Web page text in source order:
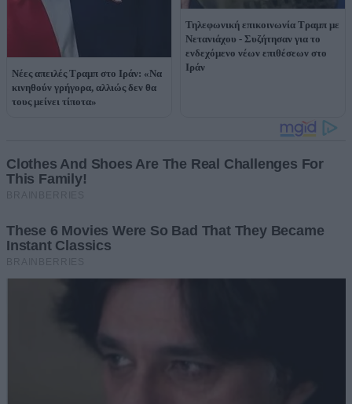
Νέες απειλές Τραμπ στο Ιράν: «Να
κινηθούν γρήγορα, αλλιώς δεν θα
τους μείνει τίποτα»
Τηλεφωνική επικοινωνία Τραμπ με
Νετανιάχου - Συζήτησαν για το
ενδεχόμενο νέων επιθέσεων στο
Ιράν